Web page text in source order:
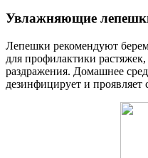
Увлажняющие
Лепешки рекомендуют
для профилактики
раздражения. Домашнее
дезинфицирует и